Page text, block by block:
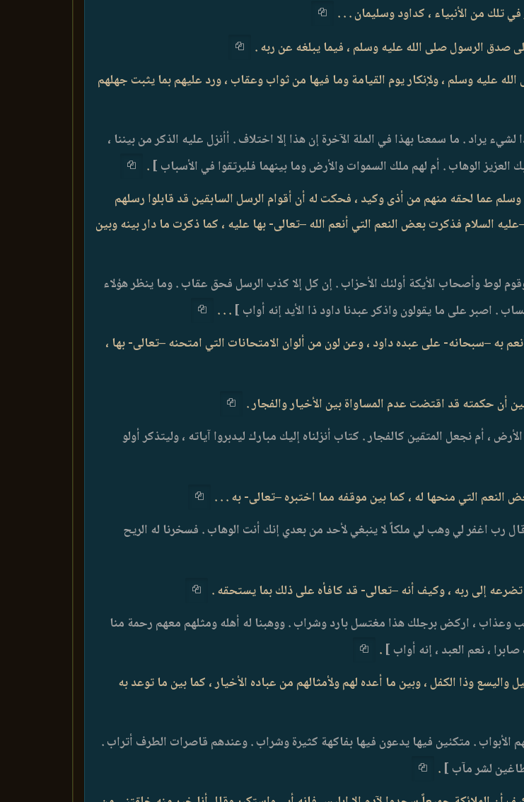
تلك من الأنبياء ، كداود وسليمان . . .
صدق الرسول صلى الله عليه وسلم ، فيما يبلغه عن ربه .
عليه وسلم ، ولإنكار يوم القيامة وما فيها من ثواب وعقاب ، ورد عليهم بما يثبت جهلهم
يراد . ما سمعنا بهذا في الملة الآخرة إن هذا إلا اختلاف . أأنزل عليه الذكر من بيننا ،
الوهاب . أم لهم ملك السموات والأرض وما بينهما فليرتقوا في الأسباب ] .
وسلم عما لحقه منهم من أذى وكيد ، فحكت له أن أقوام الرسل السابقين قد قابلوا رسلهم
السلام فذكرت بعض النعم التي أنعم الله –تعالى- بها عليه ، كما ذكرت ما دار بينه وبين
لوط وأصحاب الأيكة أولئك الأحزاب . إن كل إلا كذب الرسل فحق عقاب . وما ينظر هؤلاء
. اصبر على ما يقولون واذكر عبدنا داود ذا الأيد إنه أواب ] . . .
به –سبحانه- على عبده داود ، وعن لون من ألوان الامتحانات التي امتحنه –تعالى- بها ،
أن حكمته قد اقتضت عدم المساواة بين الأخيار والفجار .
، أم نجعل المتقين كالفجار . كتاب أنزلناه إليك مبارك ليدبروا آياته ، وليتذكر أولو
رب اغفر لي وهب لي ملكاً لا ينبغي لأحد من بعدي إنك أنت الوهاب . فسخرنا له الريح
وعذاب ، اركض برجلك هذا مغتسل بارد وشراب . ووهبنا له أهله ومثلهم معهم رحمة منا
، نعم العبد ، إنه أواب ] .
وذا الكفل ، وبين ما أعده لهم ولأمثالهم من عباده الأخيار ، كما بين ما توعد به
. متكئين فيها يدعون فيها بفاكهة كثيرة وشراب . وعندهم قاصرات الطرف أتراب .
لشر مآب ] .